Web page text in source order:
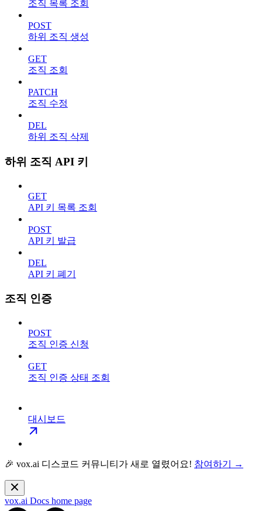
조직 목록 조회
POST
하위 조직 생성
GET
조직 조회
PATCH
조직 수정
DEL
하위 조직 삭제
하위 조직 API 키
GET
API 키 목록 조회
POST
API 키 발급
DEL
API 키 폐기
조직 인증
POST
조직 인증 신청
GET
조직 인증 상태 조회
대시보드
🎉 vox.ai 디스코드 커뮤니티가 새로 열렸어요! 참여하기 →
vox.ai Docs home page